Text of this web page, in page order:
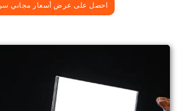
احصل على عرض أسعار مجاني